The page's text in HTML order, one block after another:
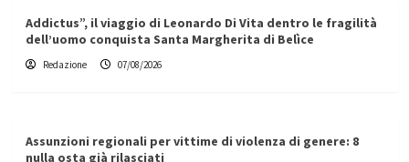
Addictus”, il viaggio di Leonardo Di Vita dentro le fragilità
dell’uomo conquista Santa Margherita di Belìce
Redazione 07/08/2026
Assunzioni regionali per vittime di violenza di genere: 8
nulla osta già rilasciati